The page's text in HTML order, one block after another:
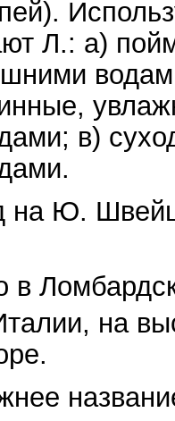
Л.: а)
в)
Ю.
на